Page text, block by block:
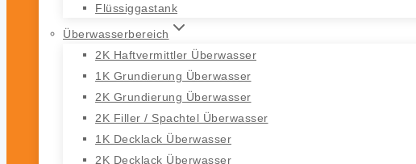
Flüssiggastank
Überwasserbereich
2K Haftvermittler Überwasser
1K Grundierung Überwasser
2K Grundierung Überwasser
2K Filler / Spachtel Überwasser
1K Decklack Überwasser
2K Decklack Überwasser